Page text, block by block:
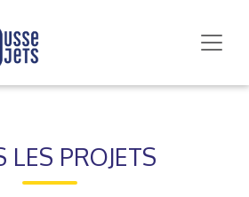
LES PROJETS